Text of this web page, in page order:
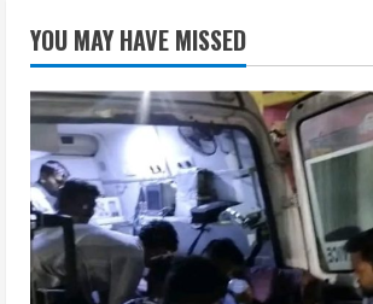
YOU MAY HAVE MISSED